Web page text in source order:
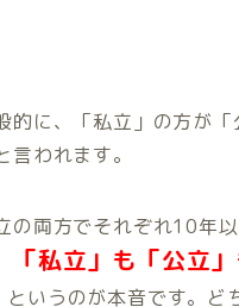
的に、「私立」の方が
言われます。
の両方でそれぞれ10年
「私立」も「公立
というのが本音です。ど